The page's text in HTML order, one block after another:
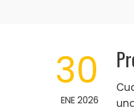
30
ENE 2026